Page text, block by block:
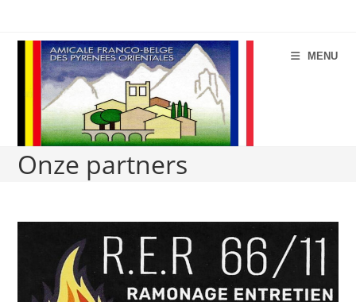
MENU
Onze partners